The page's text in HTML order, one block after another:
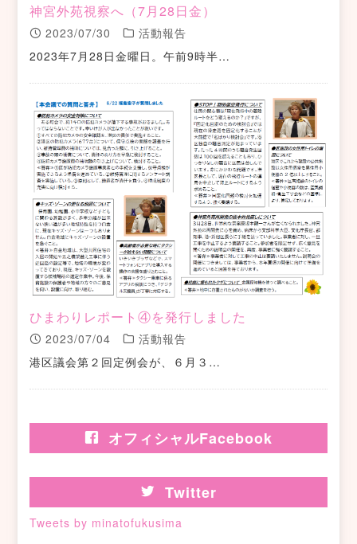
神宮外苑視察へ（7月28日金）
2023/07/30
活動報告
2023年7月28日金曜日。午前9時半…
ひまわりレポート④を発行しました
2023/07/04
活動報告
港区議会第２回定例会が、６月３…
オフィシャルFacebook
Twitter
Tweets by minatofukusima